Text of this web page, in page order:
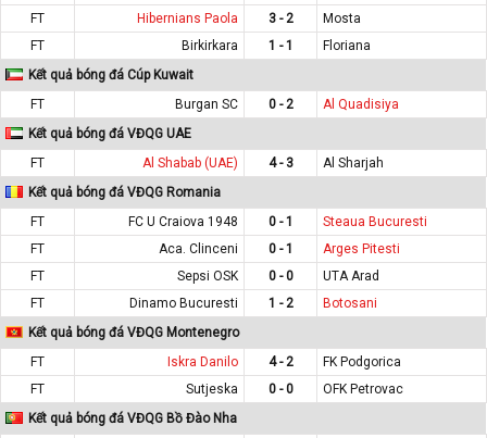
FT
Hibernians Paola 3 - 2
Mosta
FT
Birkirkara 1 - 1
Floriana
Kết quả bóng đá Cúp Kuwait
FT
Burgan SC 0 - 2
Al Quadisiya
Kết quả bóng đá VĐQG UAE
FT
Al Shabab (UAE) 4 - 3
Al Sharjah
Kết quả bóng đá VĐQG Romania
FT
FC U Craiova 1948 0 - 1
Steaua Bucuresti
FT
Aca. Clinceni 0 - 1
Arges Pitesti
FT
Sepsi OSK 0 - 0
UTA Arad
FT
Dinamo Bucuresti 1 - 2
Botosani
Kết quả bóng đá VĐQG Montenegro
FT
Iskra Danilo 4 - 2
FK Podgorica
FT
Sutjeska 0 - 0
OFK Petrovac
Kết quả bóng đá VĐQG Bồ Đào Nha